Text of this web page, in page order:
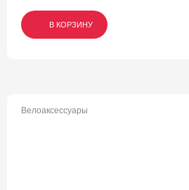
В КОРЗИНУ
В КОРЗИНУ
В КОРЗИНУ
Велоаксессуары